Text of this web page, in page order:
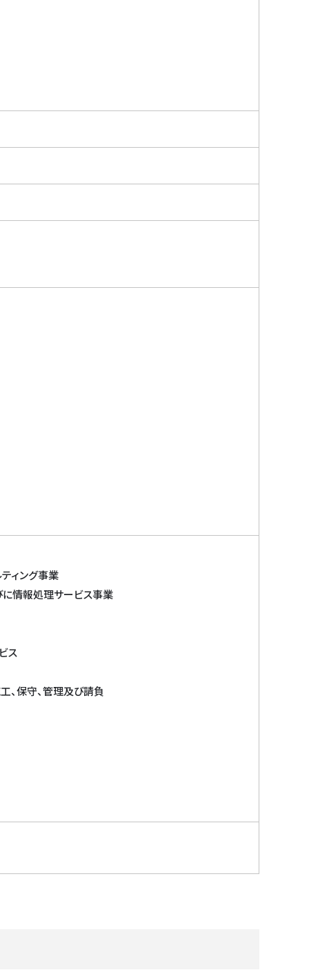
ィング事業
情報処理サービス事業
ス
、保守、管理及び請負